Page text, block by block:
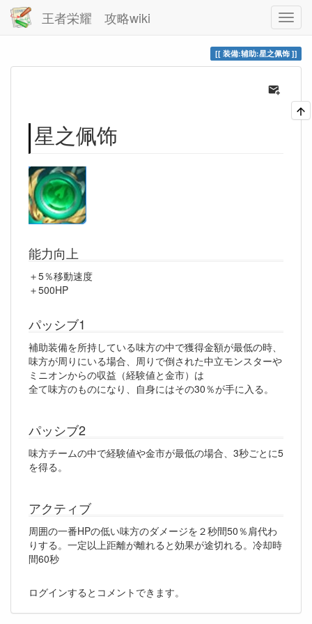
王者栄耀 攻略wiki
装備:辅助:星之佩饰
星之佩饰
能力向上
＋5％移動速度
＋500HP
パッシブ1
補助装備を所持している味方の中で獲得金額が最低の時、
味方が周りにいる場合、周りで倒された中立モンスターや
ミニオンからの収益（経験値と金市）は
全て味方のものになり、自身にはその30％が手に入る。
パッシブ2
味方チームの中で経験値や金市が最低の場合、3秒ごとに5
を得る。
アクティブ
周囲の一番HPの低い味方のダメージを２秒間50％肩代わ
りする。一定以上距離が離れると効果が途切れる。冷却時
間60秒
ログインするとコメントできます。